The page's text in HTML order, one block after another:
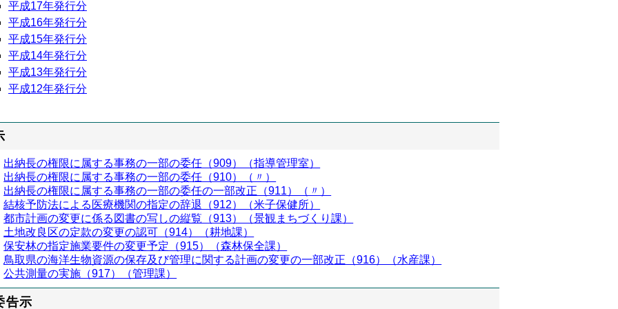
平成17年発行分
平成16年発行分
平成15年発行分
平成14年発行分
平成13年発行分
平成12年発行分
出納長の権限に属する事務の一部の委任（909）（指導管理室）
出納長の権限に属する事務の一部の委任（910）（〃）
出納長の権限に属する事務の一部の委任の一部改正（911）（〃）
結核予防法による医療機関の指定の辞退（912）（米子保健所）
都市計画の変更に係る図書の写しの縦覧（913）（景観まちづくり課）
土地改良区の定款の変更の認可（914）（耕地課）
保安林の指定施業要件の変更予定（915）（森林保全課）
鳥取県の海洋生物資源の保存及び管理に関する計画の変更の一部改正（916）（水産課）
公共測量の実施（917）（管理課）
告示